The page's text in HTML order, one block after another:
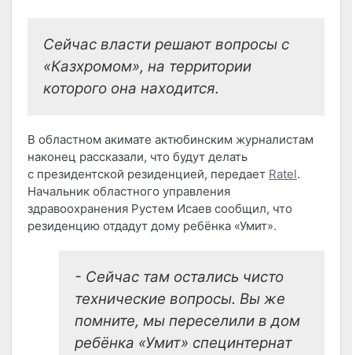
Сейчас власти решают вопросы с
«Казхромом», на территории
которого она находится.
В областном акимате актюбинским журналистам
наконец рассказали, что будут делать
с президентской резиденцией, передает Ratel.
Начальник областного управления
здравоохранения Рустем Исаев сообщил, что
резиденцию отдадут дому ребёнка «Умит».
- Сейчас там остались чисто
технические вопросы. Вы же
помните, мы переселили в дом
ребёнка «Умит» специнтернат